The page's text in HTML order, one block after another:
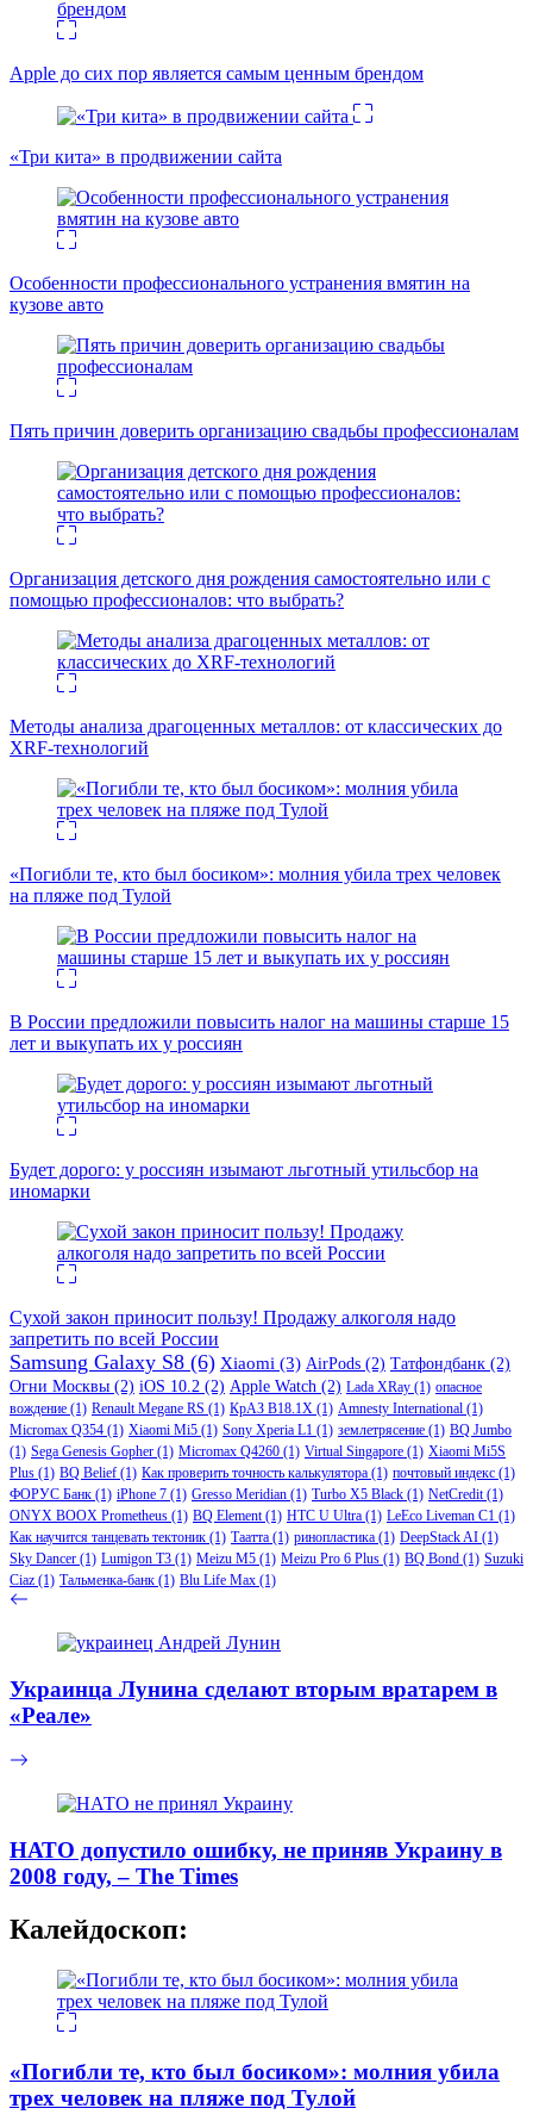
Apple до сих пор является самым ценным брендом
«Три кита» в продвижении сайта
Особенности профессионального устранения вмятин на
кузове авто
Пять причин доверить организацию свадьбы профессионалам
Организация детского дня рождения самостоятельно или с
помощью профессионалов: что выбрать?
Методы анализа драгоценных металлов: от классических до
XRF-технологий
«Погибли те, кто был босиком»: молния убила трех человек
на пляже под Тулой
В России предложили повысить налог на машины старше 15
лет и выкупать их у россиян
Будет дорого: у россиян изымают льготный утильсбор на
иномарки
Сухой закон приносит пользу! Продажу алкоголя надо
запретить по всей России
Samsung Galaxy S8 (6) Xiaomi (3) AirPods (2) Татфондбанк (2)
Огни Москвы (2) iOS 10.2 (2) Apple Watch (2) Lada XRay (1) опасное
вождение (1) Renault Megane RS (1) КрАЗ В18.1Х (1) Amnesty International (1)
Micromax Q354 (1) Xiaomi Mi5 (1) Sony Xperia L1 (1) землетрясение (1) BQ Jumbo
(1) Sega Genesis Gopher (1) Micromax Q4260 (1) Virtual Singapore (1) Xiaomi Mi5S
Plus (1) BQ Belief (1) Как проверить точность калькулятора (1) почтовый индекс (1)
ФОРУС Банк (1) iPhone 7 (1) Gresso Meridian (1) Turbo X5 Black (1) NetCredit(1)
ONYX BOOX Prometheus (1) BQ Element(1) HTC U Ultra (1) LeEco Liveman C1 (1)
Как научится танцевать тектоник (1) Таатта (1) ринопластика (1) DeepStack AI (1)
Sky Dancer (1) Lumigon T3 (1) Meizu M5 (1) Meizu Pro 6 Plus (1) BQ Bond (1) Suzuki
Ciaz (1) Тальменка-банк (1) Blu Life Max (1)
Украинца Лунина сделают вторым вратарем в
«Реале»
НАТО допустило ошибку, не приняв Украину в
2008 году, – The Times
Калейдоскоп:
«Погибли те, кто был босиком»: молния убила
трех человек на пляже под Тулой